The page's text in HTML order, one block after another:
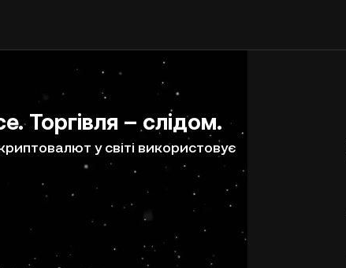
Торгівля – слідом.
у світі використовує